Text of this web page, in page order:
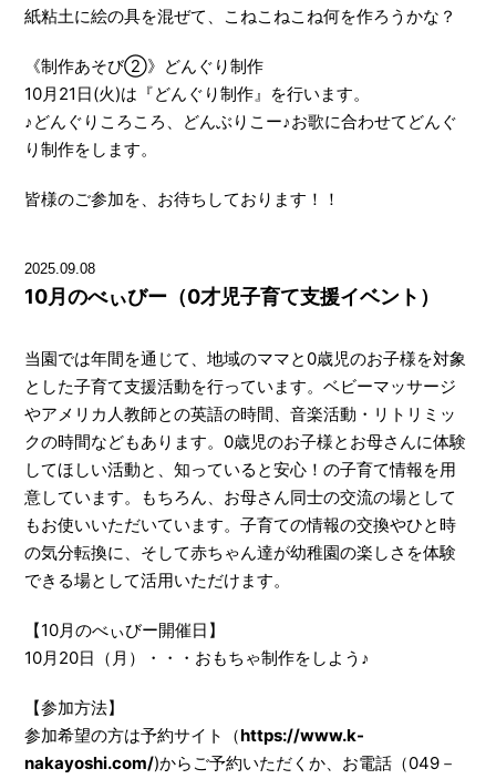
紙粘土に絵の具を混ぜて、こねこねこね何を作ろうかな？
《制作あそび②》どんぐり制作
10月21日(火)は『どんぐり制作』を行います。
♪どんぐりころころ、どんぶりこー♪お歌に合わせてどんぐ
り制作をします。
皆様のご参加を、お待ちしております！！
2025.09.08
10月のべぃびー（0才児子育て支援イベント）
当園では年間を通じて、地域のママと0歳児のお子様を対象
とした子育て支援活動を行っています。ベビーマッサージ
やアメリカ人教師との英語の時間、音楽活動・リトリミッ
クの時間などもあります。0歳児のお子様とお母さんに体験
してほしい活動と、知っていると安心！の子育て情報を用
意しています。もちろん、お母さん同士の交流の場として
もお使いいただいています。子育ての情報の交換やひと時
の気分転換に、そして赤ちゃん達が幼稚園の楽しさを体験
できる場として活用いただけます。
【10月のべぃびー開催日】
10月20日（月）・・・おもちゃ制作をしよう♪
【参加方法】
参加希望の方は予約サイト（https://www.k-
nakayoshi.com/)からご予約いただくか、お電話（049－